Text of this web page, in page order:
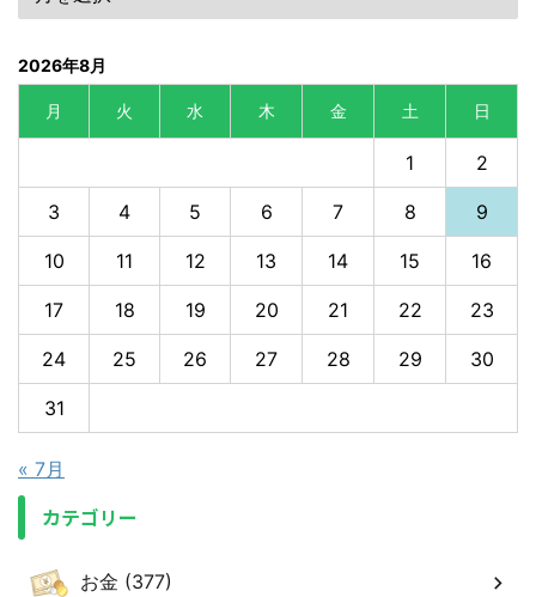
2026年8月
月 火 水 木 金 土 日
1 2
3 4 5 6 7 8 9
10 11 12 13 14 15 16
17 18 19 20 21 22 23
24 25 26 27 28 29 30
31
« 7月
カテゴリー
お金 (377)